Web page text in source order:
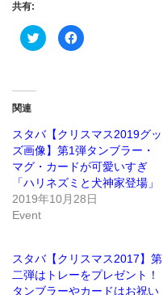
共有:
ク
リ
(新
し
い
ィ
ン
ド
ウ
開
Facebook
で
ッ
ク
し
て
く
だ
さ
い
ン
ド
ウ
で
関連
スタバ【クリスマス2019グッ
ズ画像】第1弾タンブラー・
マグ・カードが可愛いすぎ
「ハリネズミと犬神家登場」
2019年10月28日
Event
スタバ【クリスマス2017】第
二弾はトレーをプレゼント！
タンブラーやカードはお祝い